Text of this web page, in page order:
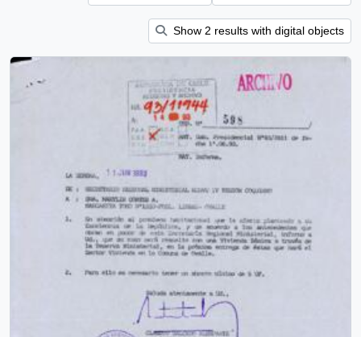
Show 2 results with digital objects